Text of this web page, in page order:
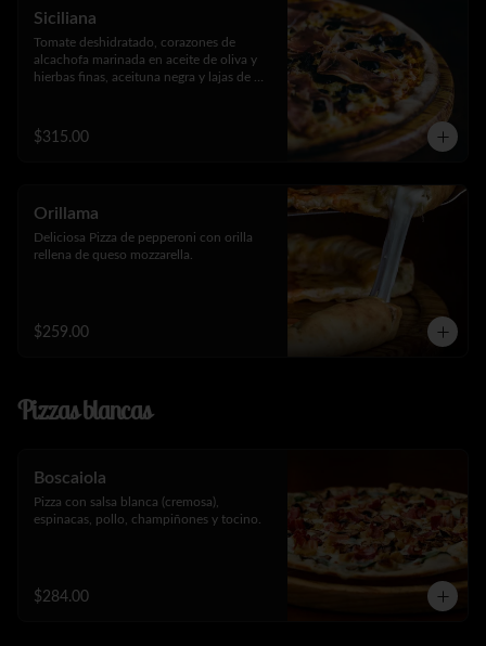
Siciliana
Tomate deshidratado, corazones de
alcachofa marinada en aceite de oliva y
hierbas finas, aceituna negra y lajas de
$315.00
Orillama
Deliciosa Pizza de pepperoni con orilla
rellena de queso mozzarella.
$259.00
Pizzas blancas
Boscaiola
Pizza con salsa blanca (cremosa),
espinacas, pollo, champiñones y tocino.
$284.00